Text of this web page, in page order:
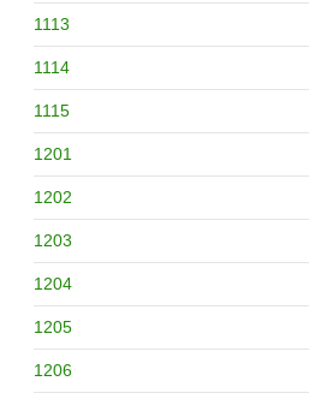
1113
1114
1115
1201
1202
1203
1204
1205
1206